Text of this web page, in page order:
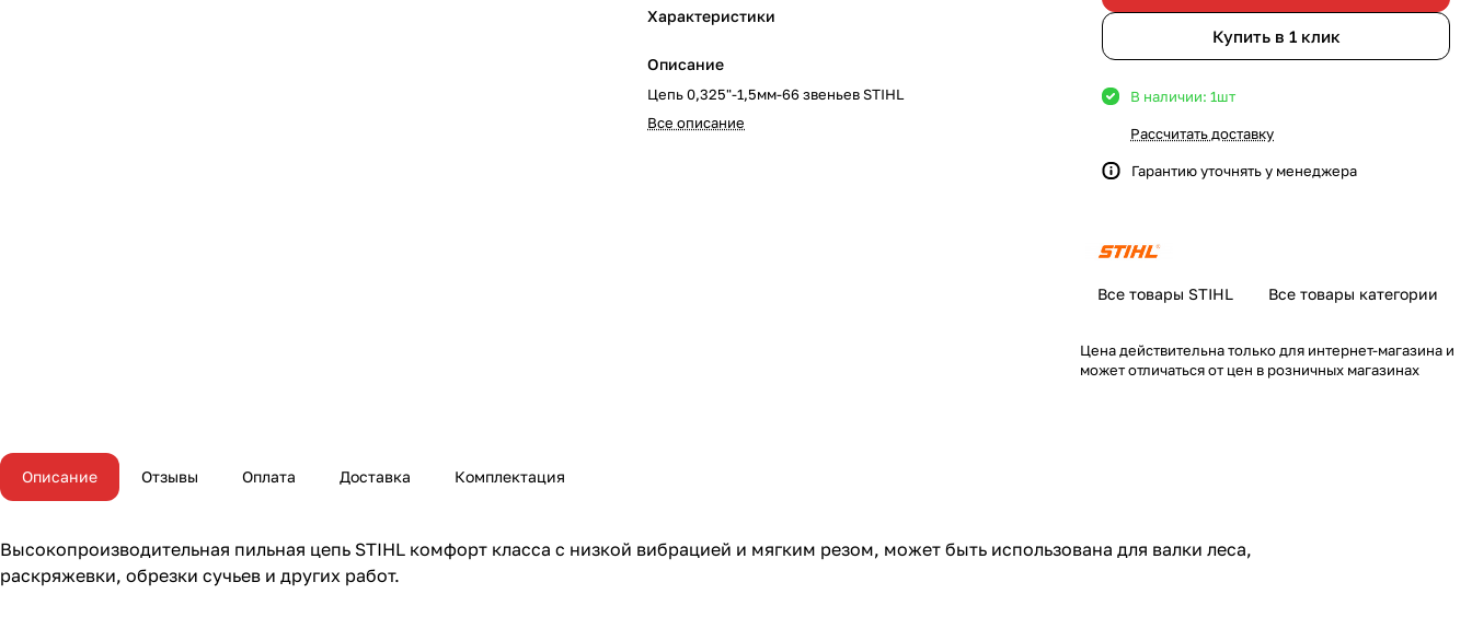
Характеристики
Описание
Цепь 0,325"-1,5мм-66 звеньев STIHL
Все описание
Купить в 1 клик
В наличии: 1шт
Рассчитать доставку
Гарантию уточнять у менеджера
Все товары STIHL Все товары категории
Цена действительна только для интернет-магазина и
может отличаться от цен в розничных магазинах
Описание Отзывы Оплата Доставка Комплектация
Высокопроизводительная пильная цепь STIHL комфорт класса с низкой вибрацией и мягким резом, может быть использована для валки леса,
раскряжевки, обрезки сучьев и других работ.